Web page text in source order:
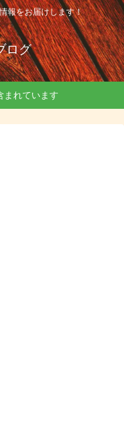
報をお届けします！
ログ
まれています